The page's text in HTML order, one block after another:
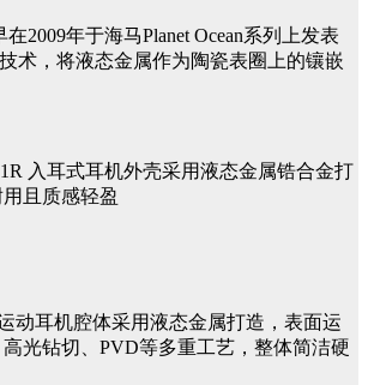
2009年于海马Planet Ocean系列上发表
术，将液态金属作为陶瓷表圈上的镶嵌
入耳式耳机外壳采用液态金属锆合金打
且质感轻盈
动耳机腔体采用液态金属打造，表面运
光钻切、PVD等多重工艺，整体简洁硬